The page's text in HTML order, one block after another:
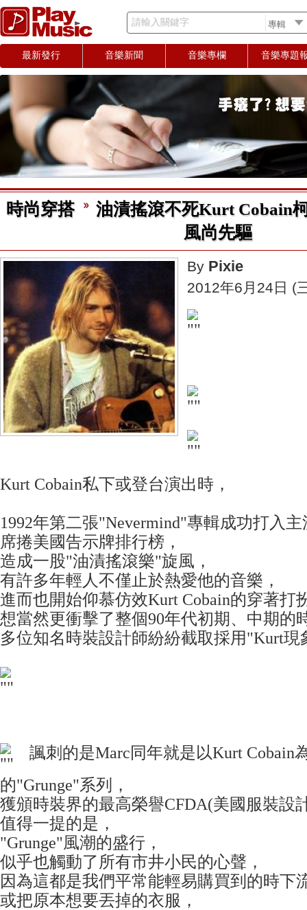
請輸入關鍵字
最新發行 音樂新聞 音樂專欄 音樂專題
時尚穿搭
油漬搖滾不死Kurt Cobain
風尚先驅
By Pixie
2012年6月24日 (
Kurt Cobain私下或登台演出時，
1992年第二張"Nevermind"專輯成功打入
席捲美國告示牌排行榜，
造成一股"油漬搖滾樂"旋風，
有許多年輕人不僅止於熱愛他的音樂，
進而也開始仰慕仿效Kurt Cobain的穿著打
想當然更衝擊了整個90年代初期、中期的
多位知名時裝設計師紛紛截取採用"Kurt現
諷刺的是Marc同年就是以Kurt Cobain
的"Grunge"系列，
獲頒時裝界的最高榮譽CFDA(美國服裝設
值得一提的是，
"Grunge"風潮的盛行，
似乎也觸動了所有市井小民的心聲，
因為這都是我們平常能輕易購買到的時下
或把原本想要丟掉的衣服，